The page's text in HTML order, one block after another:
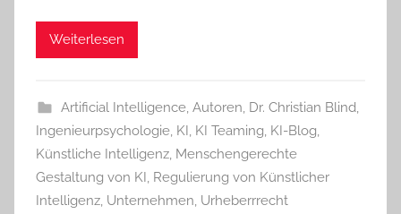
Weiterlesen
Artificial Intelligence, Autoren, Dr. Christian Blind,
Ingenieurpsychologie, KI, KI Teaming, KI-Blog,
Künstliche Intelligenz, Menschengerechte
Gestaltung von KI, Regulierung von Künstlicher
Intelligenz, Unternehmen, Urheberrrecht